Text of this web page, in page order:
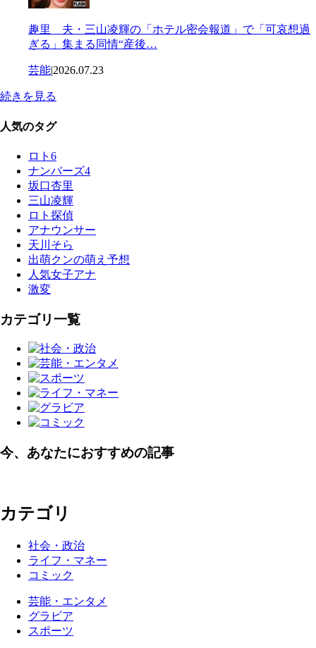
趣里 夫・三山凌輝の「ホテル密会報道」で「可哀想過
ぎる」集まる同情“産後…
芸能|2026.07.23
続きを見る
人気のタグ
ロト6
ナンバーズ4
坂口杏里
三山凌輝
ロト探偵
アナウンサー
天川そら
出萌クンの萌え予想
人気女子アナ
激変
カテゴリ一覧
今、あなたにおすすめの記事
カテゴリ
社会・政治
ライフ・マネー
コミック
芸能・エンタメ
グラビア
スポーツ